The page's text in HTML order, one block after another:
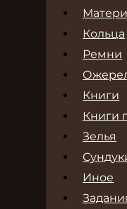
Кольца
Ремни
Книги
Книги
Зелья
Иное